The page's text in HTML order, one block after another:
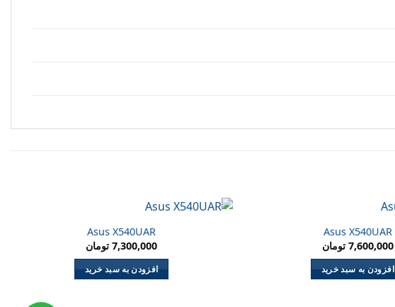
Asus X540UAR
7,600,000 تومان
افزودن به سبد خرید
Asus X540UAR
7,300,000 تومان
افزودن به سبد خرید